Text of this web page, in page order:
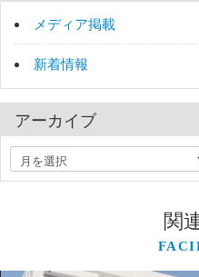
メディア掲載
新着情報
アーカイブ
関